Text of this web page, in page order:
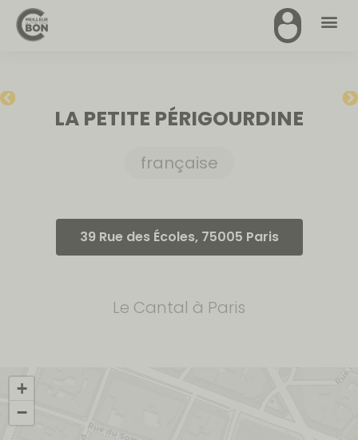
LA PETITE PÉRIGOURDINE
française
39 Rue des Écoles, 75005 Paris
Le Cantal à Paris
+
−